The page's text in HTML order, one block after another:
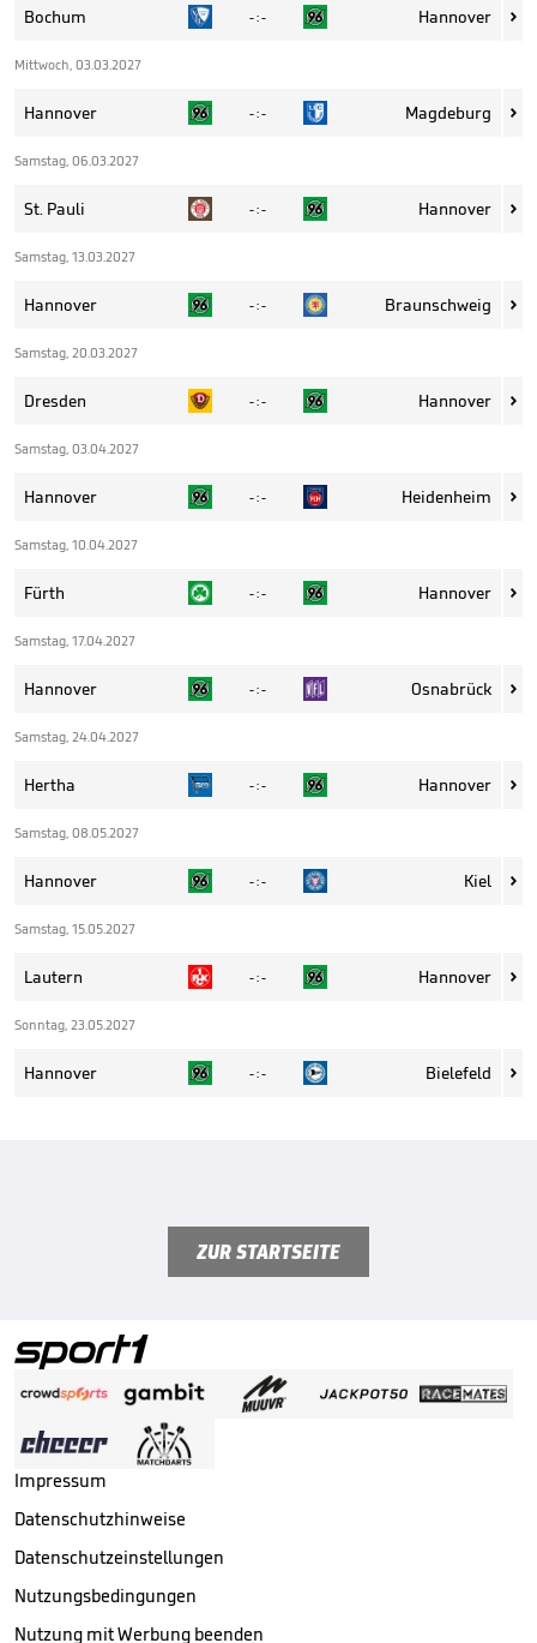
Bochum - : - Hannover 
Mittwoch, 03.03.2027
Hannover - : - Magdeburg 
Samstag, 06.03.2027
St. Pauli - : - Hannover 
Samstag, 13.03.2027
Hannover - : - Braunschweig 
Samstag, 20.03.2027
Dresden - : - Hannover 
Samstag, 03.04.2027
Hannover - : - Heidenheim 
Samstag, 10.04.2027
Fürth - : - Hannover 
Samstag, 17.04.2027
Hannover - : - Osnabrück 
Samstag, 24.04.2027
Hertha - : - Hannover 
Samstag, 08.05.2027
Hannover - : - Kiel 
Samstag, 15.05.2027
Lautern - : - Hannover 
Sonntag, 23.05.2027
Hannover - : - Bielefeld 
ZUR STARTSEITE
Impressum
Datenschutzhinweise
Datenschutzeinstellungen
Nutzungsbedingungen
Nutzung mit Werbung beenden